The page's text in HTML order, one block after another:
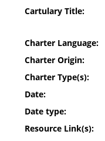
Cartulary Title:
Charter Language:
Charter Origin:
Charter Type(s):
Date:
Date type:
Resource Link(s):